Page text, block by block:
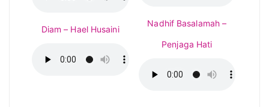
Diam – Hael Husaini
Nadhif Basalamah –
Penjaga Hati